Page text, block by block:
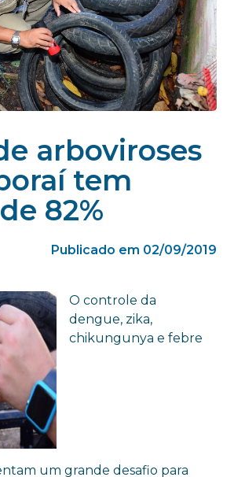
arboviroses
tem
82%
Publicado em 02/09/2019
O controle da
dengue, zika,
chikungunya e febre
um grande desafio para